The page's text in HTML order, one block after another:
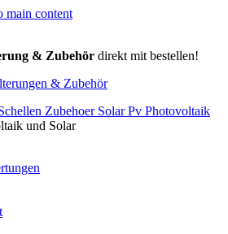
main content
& Zubehördirekt mit bestellen!
& Zubehör
und Solar